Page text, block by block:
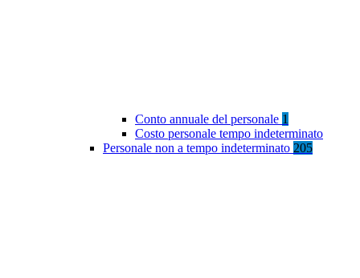
Conto annuale del personale 1
Costo personale tempo indeterminato
Personale non a tempo indeterminato 205